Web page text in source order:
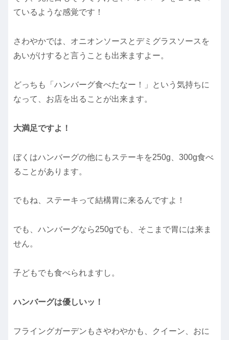
ているような感覚です！
さわやかでは、オニオンソースとデミグラスソースを
あいがけすると言うことも出来ますよー。
どっちも「ハンバーグ食べたなー！」という気持ちに
なって、お店を出ることが出来ます。
大満足ですよ！
ぼくはハンバーグの他にもステーキを250g、300g食べ
ることがあります。
でもね、ステーキって結構胃に来るんですよ！
でも、ハンバーグなら250gでも、そこまで胃には来ま
せん。
子どもでも食べられますし。
ハンバーグは優しいッ！
フライングガーデンもさやわやかも、クイーン、おに